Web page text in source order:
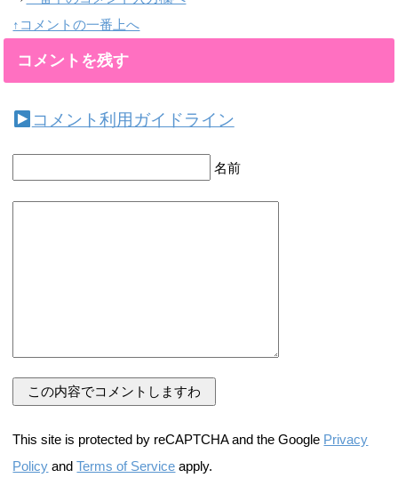
↑コメントの一番上へ
コメントを残す
コメント利用ガイドライン
名前
This site is protected by reCAPTCHA and the Google Privacy
Policy andTerms of Service apply.